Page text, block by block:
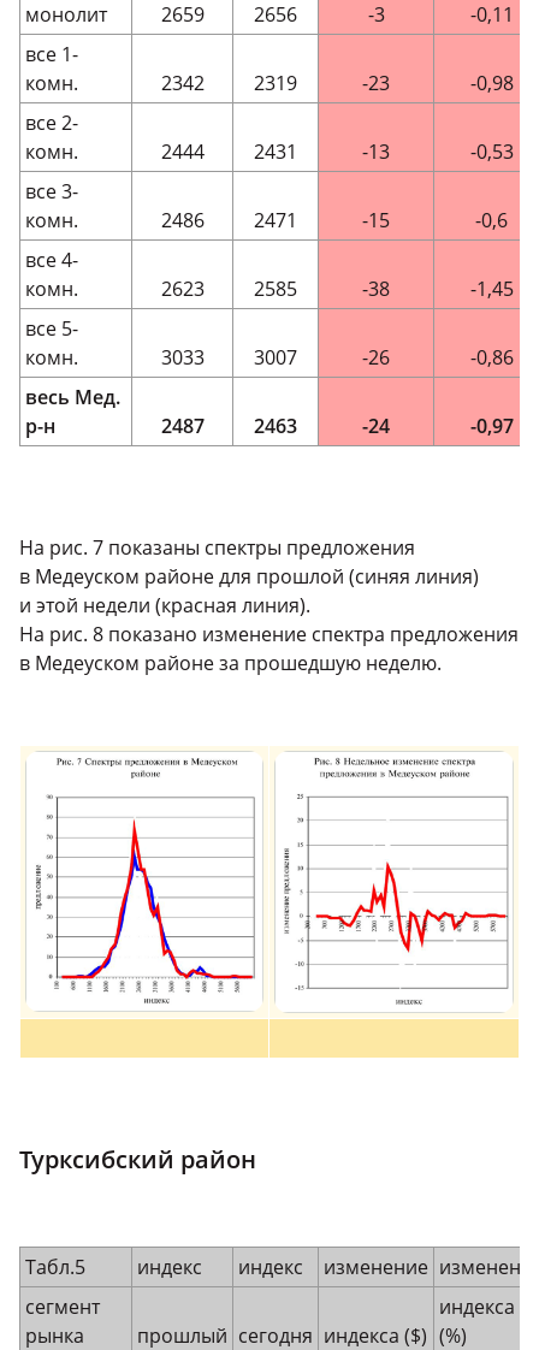
монолит
2659 2656 -3
-0,11
все 1-
комн.
2342 2319 -23
-0,98
все 2-
комн.
2444 2431 -13
-0,53
все 3-
комн.
2486 2471 -15
-0,6
все 4-
комн.
2623 2585 -38
-1,45
все 5-
комн.
3033 3007 -26
-0,86
весь Мед.
р-н
2487 2463 -24 -0,97
На рис. 7 показаны спектры предложения
в Медеуском районе для прошлой (синяя линия)
и этой недели (красная линия).
На рис. 8 показано изменение спектра предложения
в Медеуском районе за прошедшую неделю.
Турксибский район
Табл.5 индекс индекс изменение
сегмент
рынка
прошлый сегодня индекса ($)
индекса
(%)